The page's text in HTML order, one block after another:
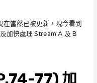
當然已被更新，現今看到
加快處理 Stream A 及 B
77) 加